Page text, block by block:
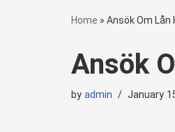
Home » Ansök Om Lån
Ansök
by admin January